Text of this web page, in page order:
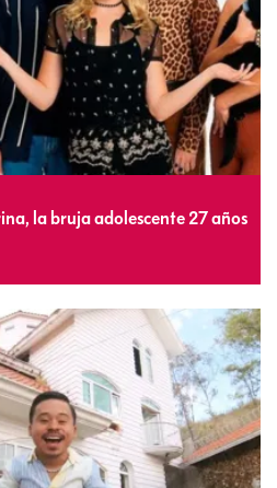
la bruja adolescente 27 años